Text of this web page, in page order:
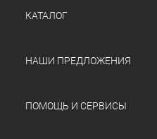
КАТАЛОГ
НАШИ ПРЕДЛОЖЕНИЯ
ПОМОЩЬ И СЕРВИСЫ